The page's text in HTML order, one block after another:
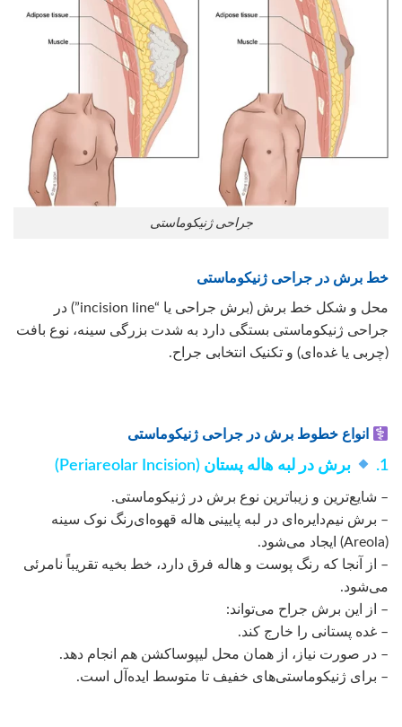
جراحی ژنیکوماستی
خط برش در جراحی ژنیکوماستی
محل و شکل خط برش (برش جراحی یا “incision line”) در
جراحی ژنیکوماستی بستگی دارد به شدت بزرگی سینه، نوع بافت
(چربی یا غده‌ای) و تکنیک انتخابی جراح.
انواع خطوط برش در جراحی ژنیکوماستی
1. برش در لبه هاله پستان (Periareolar Incision)
– شایع‌ترین و زیباترین نوع برش در ژنیکوماستی.
– برش نیم‌دایره‌ای در لبه پایینی هاله قهوه‌ای‌رنگ نوک سینه
(Areola) ایجاد می‌شود.
– از آنجا که رنگ پوست و هاله فرق دارد، خط بخیه تقریباً نامرئی
می‌شود.
– از این برش جراح می‌تواند:
– غده پستانی را خارج کند.
– در صورت نیاز، از همان محل لیپوساکشن هم انجام دهد.
– برای ژنیکوماستی‌های خفیف تا متوسط ایده‌آل است.